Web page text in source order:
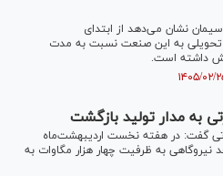
نشان می‌دهد از ابتدای
تحویلی به این صنعت نسبت به مدت
گفت: در هفته نخست اردیبهشت‌ماه
تعمیرات و بهینه‌سازی ۳۰ واحد نیروگاهی به ظرفیت چهار هزار مگاوات به